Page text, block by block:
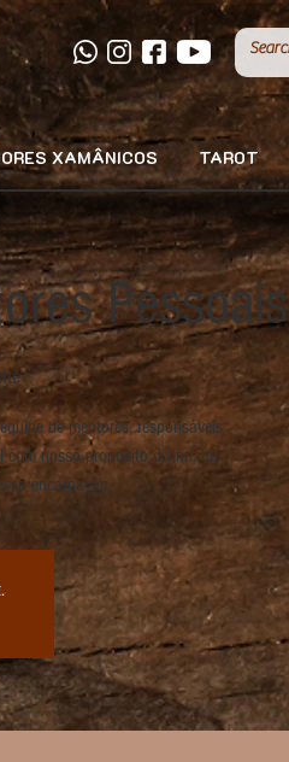
XAMÂNICOS TAROT
Pessoais
de mentores, responsáveis
nosso proposito divino, ou
encarnação.